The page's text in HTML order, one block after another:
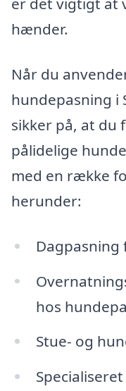
hænder.
Når du
hundepasning
sikker på, at du
pålidelige
med en række
herunder:
Dagpasning
hos
Stue- og